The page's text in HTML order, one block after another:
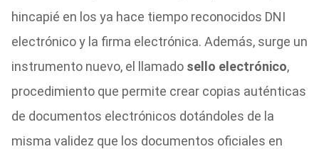
hincapié en los ya hace tiempo reconocidos DNI
electrónico y la firma electrónica. Además, surge un
instrumento nuevo, el llamado sello electrónico,
procedimiento que permite crear copias auténticas
de documentos electrónicos dotándoles de la
misma validez que los documentos oficiales en